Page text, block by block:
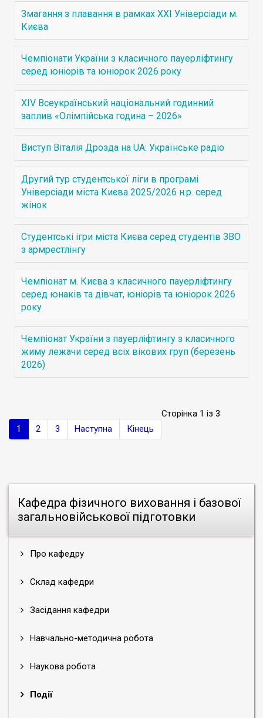
Кафедра фізичного виховання і базової
загальновійськової підготовки
Про кафедру
Склад кафедри
Засідання кафедри
Навчально-методична робота
Наукова робота
Події
Змагання з плавання в рамках ХХІ Універсіади м.
Києва
Чемпіонати України з класичного пауерліфтингу
серед юніорів та юніорок 2026 року
XIV Всеукраїнський національний годинний
заплив «Олімпійська година – 2026»
Виступ Віталія Дрозда на UA: Українське радіо
Другий тур студентської ліги в програмі
Універсіади міста Києва 2025/2026 н.р. серед
жінок
Студентські ігри міста Києва серед студентів ЗВО
з армрестлінгу
Чемпіонат м. Києва з класичного пауерліфтингу
серед юнаків та дівчат, юніорів та юніорок 2026
року
Чемпіонат України з пауерліфтингу з класичного
жиму лежачи серед всіх вікових груп (березень
2026)
Сторінка 1 із 3
1
2 3 Наступна Кінець